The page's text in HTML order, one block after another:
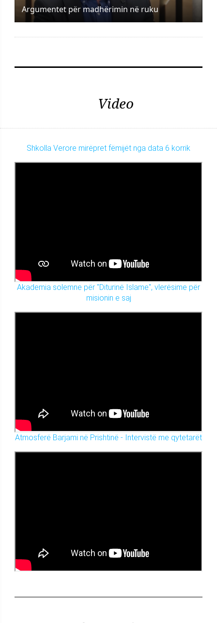
Argumentet për madhërimin në ruku
Video
Shkolla Verore mirëpret fëmijët nga data 6 korrik
Akademia solemne për "Diturinë Islame", vlerësime për
misionin e saj
Atmosferë Barjami në Prishtinë - Intervistë me qytetarët